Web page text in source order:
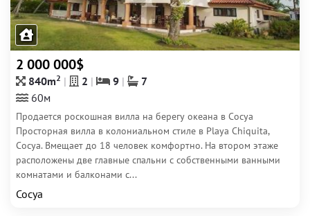
2 000 000$
840m2 2 9
7
60м
Продается роскошная вилла на берегу океана в Сосуа
Просторная вилла в колониальном стиле в Playa Chiquita,
Сосуа. Вмещает до 18 человек комфортно. На втором этаже
расположены две главные спальни с собственными ванными
комнатами и балконами с...
Сосуа